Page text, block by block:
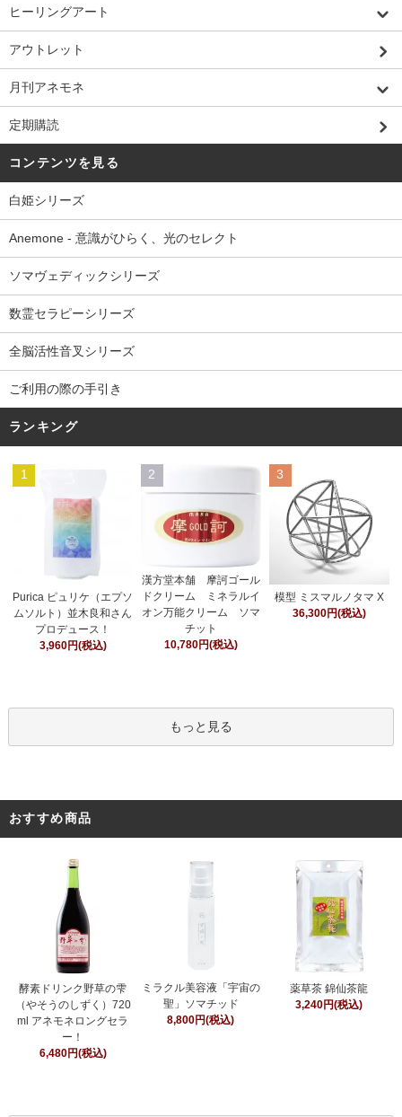
ヒーリングアート
アウトレット
月刊アネモネ
定期購読
コンテンツを見る
白姫シリーズ
Anemone - 意識がひらく、光のセレクト
ソマヴェディックシリーズ
数霊セラピーシリーズ
全脳活性音叉シリーズ
ご利用の際の手引き
ランキング
1
Purica ピュリケ（エプソ
ムソルト）並木良和さん
プロデュース！
3,960円(税込)
2
漢方堂本舗 摩訶ゴール
ドクリーム ミネラルイ
オン万能クリーム ソマ
チット
10,780円(税込)
3
模型 ミスマルノタマ X
36,300円(税込)
もっと見る
おすすめ商品
酵素ドリンク野草の雫
（やそうのしずく）720
ml アネモネロングセラ
ー！
6,480円(税込)
ミラクル美容液「宇宙の
聖」ソマチッド
8,800円(税込)
薬草茶 錦仙茶龍
3,240円(税込)